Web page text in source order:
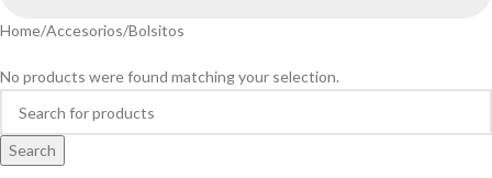
Home Accesorios Bolsitos
No products were found matching your selection.
Search